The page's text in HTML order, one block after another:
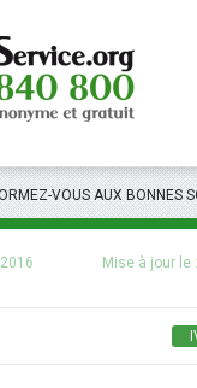
VOUS AUX BONNES
Mise à jour le :